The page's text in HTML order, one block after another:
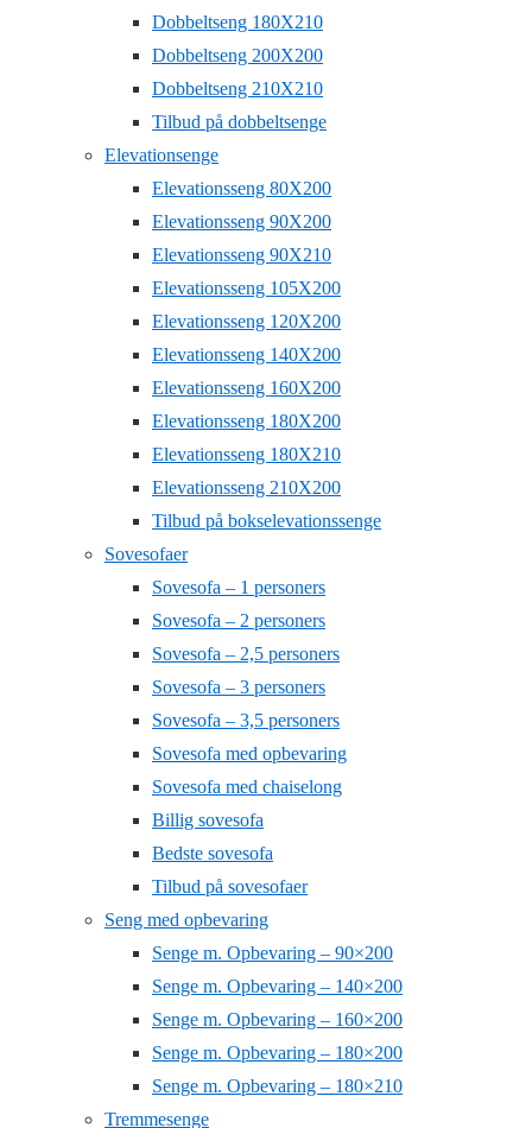
Dobbeltseng 180X210
Dobbeltseng 200X200
Dobbeltseng 210X210
Tilbud på dobbeltsenge
Elevationsenge
Elevationsseng 80X200
Elevationsseng 90X200
Elevationsseng 90X210
Elevationsseng 105X200
Elevationsseng 120X200
Elevationsseng 140X200
Elevationsseng 160X200
Elevationsseng 180X200
Elevationsseng 180X210
Elevationsseng 210X200
Tilbud på bokselevationssenge
Sovesofaer
Sovesofa – 1 personers
Sovesofa – 2 personers
Sovesofa – 2,5 personers
Sovesofa – 3 personers
Sovesofa – 3,5 personers
Sovesofa med opbevaring
Sovesofa med chaiselong
Billig sovesofa
Bedste sovesofa
Tilbud på sovesofaer
Seng med opbevaring
Senge m. Opbevaring – 90×200
Senge m. Opbevaring – 140×200
Senge m. Opbevaring – 160×200
Senge m. Opbevaring – 180×200
Senge m. Opbevaring – 180×210
Tremmesenge